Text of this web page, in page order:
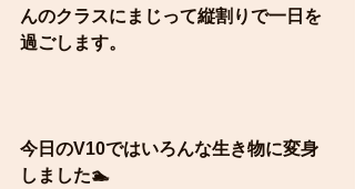
んのクラスにまじって縦割りで一日を
過ごします。
今日のV10ではいろんな生き物に変身
しました🏊